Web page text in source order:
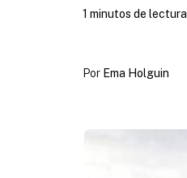
Por Ema Holguin
1 minutos de lectura